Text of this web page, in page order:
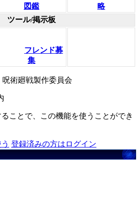
図鑑
略
ツール/掲示板
フレンド募
集
術廻戦製作委員会
ことで、この機能を使うことができ
登録済みの方はログイン